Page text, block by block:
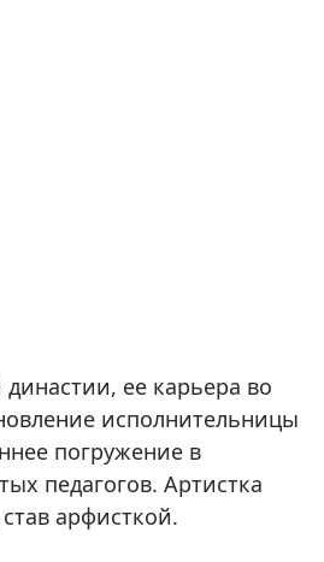
ее карьера во
исполнительницы
погружение в
педагогов. Артистка
арфисткой.